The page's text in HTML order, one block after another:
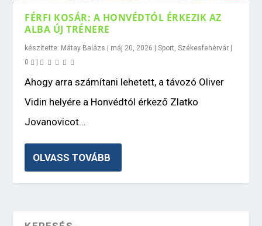
FÉRFI KOSÁR: A HONVÉDTÓL ÉRKEZIK AZ
ALBA ÚJ TRÉNERE
készítette: Mátay Balázs | máj 20, 2026 |Sport ,Székesfehérvár |
0
|
Ahogy arra számítani lehetett, a távozó Oliver
Vidin helyére a Honvédtól érkező Zlatko
Jovanovicot...
OLVASS TOVÁBB